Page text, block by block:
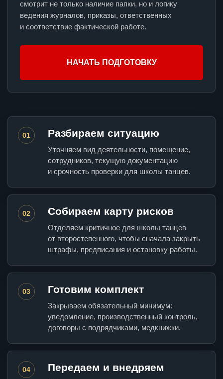
смотрит не только наличие папки, но и логику
ведения журналов, приказы, ответственных
и соответствие фактической работе.
НАЧАТЬ ПОДГОТОВКУ
01 Разбираем ситуацию
Уточняем вид деятельности, помещение,
сотрудников, текущую документацию
и срочность проверки для школы танцев.
02 Собираем карту рисков
Отделяем критичное для школы танцев
от второстепенного, чтобы сначала закрыть
штрафы, предписания и остановку работы.
03 Готовим комплект
Закрываем обязательный минимум:
уведомление, производственный контроль,
договоры с подрядчиками, медкнижки.
04 Передаем и внедряем